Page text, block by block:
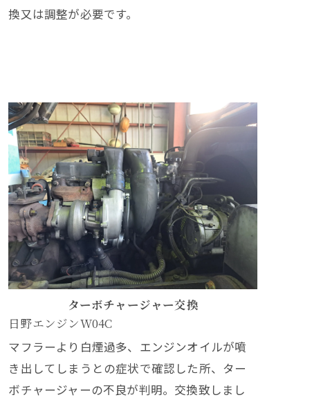
換又は調整が必要です。
ターボチャージャー交換
日野エンジンW04C
マフラーより白煙過多、エンジンオイルが噴
き出してしまうとの症状で確認した所、ター
ボチャージャーの不良が判明。交換致しまし